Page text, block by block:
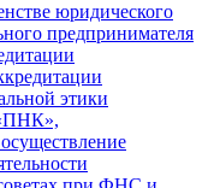
юридического
предпринимателя
этики